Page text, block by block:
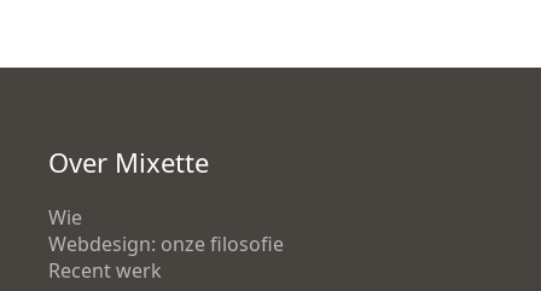
Over Mixette
Wie
Webdesign: onze filosofie
Recent werk